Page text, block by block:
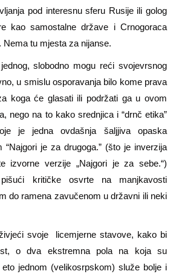
pod interesnu sferu Rusije ili golog
kao samostalne države i Crnogoraca
tu mjesta za nijanse.
slobodno mogu reći svojevrsnog
u smislu osporavanja bilo kome prava
koga će glasati ili podržati ga u ovom
nego na to kako srednjica i “drnč etika”
je jedna ovdašnja šaljjiva opaska
“Najgori je za drugoga.” (što je inverzija
izvorne verzije „Najgori je za sebe.“)
kritičke osvrte na manjkavosti
do ramena zavučenom u državni ili neki
svoje licemjerne stavove, kako bi
o dva ekstremna pola na koja su
eto jednom (velikosrpskom) služe bolje i